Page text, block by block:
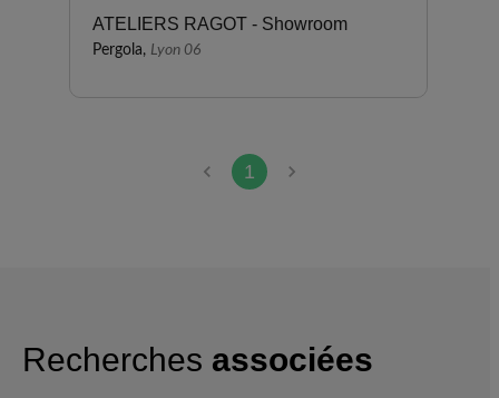
ATELIERS RAGOT - Showroom
Pergola, Lyon 06
1
Recherches associées